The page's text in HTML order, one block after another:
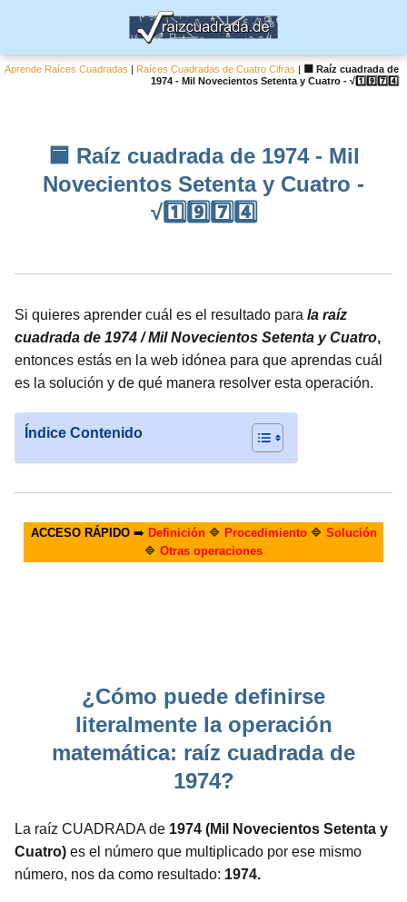
Aprende Raíces Cuadradas | Raíces Cuadradas de Cuatro Cifras |
🟦 Raíz cuadrada de
1974 - Mil Novecientos Setenta y Cuatro - √1️⃣9️⃣7️⃣4️⃣
🟦 Raíz cuadrada de 1974 - Mil
Novecientos Setenta y Cuatro -
√1️⃣9️⃣7️⃣4️⃣
Si quieres aprender cuál es el resultado para la raíz
cuadrada de 1974 / Mil Novecientos Setenta y Cuatro,
entonces estás en la web idónea para que aprendas cuál
es la solución y de qué manera resolver esta operación.
Índice Contenido
ACCESO RÁPIDO➡️ Definición🔷 Procedimiento🔷 Solución
🔷 Otras operaciones
¿Cómo puede definirse
literalmente la operación
matemática: raíz cuadrada de
1974?
La raíz CUADRADA de 1974 (Mil Novecientos Setenta y
Cuatro) es el número que multiplicado por ese mismo
número, nos da como resultado: 1974.